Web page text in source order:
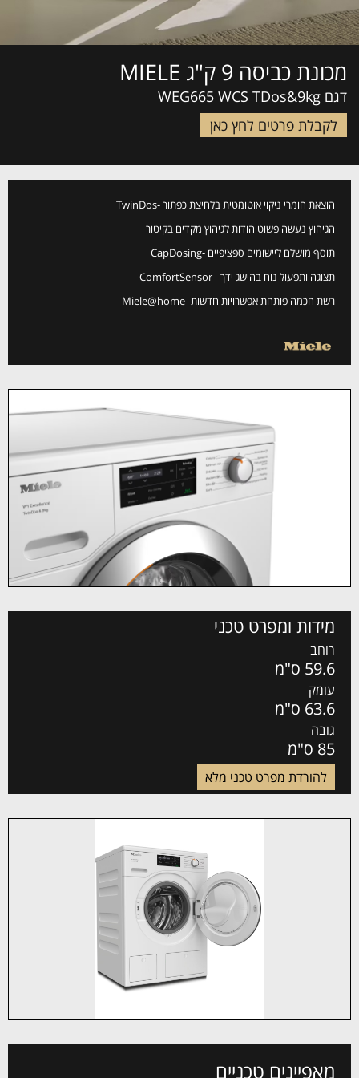
מכונת כביסה 9 ק"ג MIELE
דגם WEG665 WCS TDos&9kg
לקבלת פרטים לחץ כאן
הוצאת חומרי ניקוי אוטומטית בלחיצת כפתור -TwinDos
הגיהוץ נעשה פשוט הודות לגיהוץ מקדים בקיטור
תוסף מושלם ליישומים ספציפיים -CapDosing
תצוגה ותפעול נוח בהישג ידך - ComfortSensor
Miele@home- רשת חכמה פותחת אפשרויות חדשות
מידות ומפרט טכני
רוחב
59.6 ס"מ
עומק
63.6 ס"מ
גובה
85 ס"מ
להורדת מפרט טכני מלא
מאפיינים טכניים